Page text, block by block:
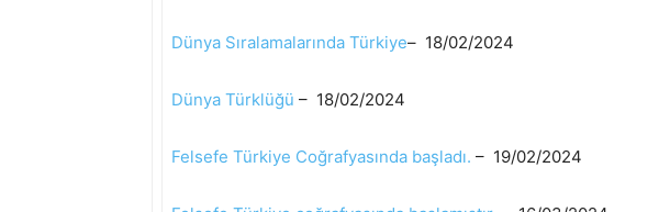
Dünya Sıralamalarında Türkiye– 18/02/2024
Dünya Türklüğü – 18/02/2024
Felsefe Türkiye Coğrafyasında başladı. – 19/02/2024